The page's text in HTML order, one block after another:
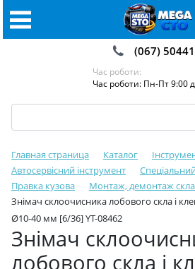
(067)
Час роботи:
Час роботи: Пн-Пт 9:00
Главная страница Каталог
Автосервісний інструмент
Правка кузова
Монтаж, демонтаж скла
Знімач склоочисника лобового скла і
Ø10-40 мм [6/36] YT-08462
Знімач
лобового скла і